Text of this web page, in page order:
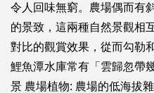
令人回味無窮。農場偶而有
的景致，這兩種自然景觀相
對比的觀賞效果，從而勾勒
鯉魚潭水庫常有「雲歸忽帶
景 農場植物: 農場的低海拔